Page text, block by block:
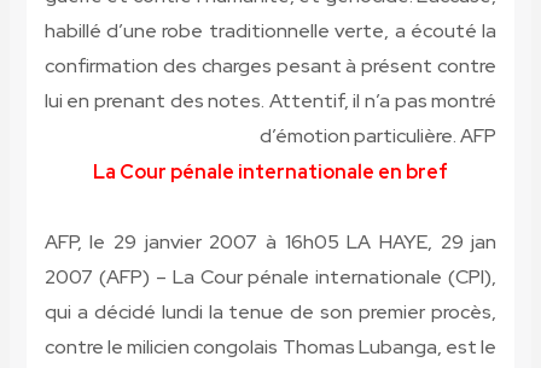
habillé d’une robe traditionnelle verte, a écouté la
confirmation des charges pesant à présent contre
lui en prenant des notes. Attentif, il n’a pas montré
d’émotion particulière.AFP
La Cour pénale internationale en bref
AFP, le 29 janvier 2007 à 16h05 LA HAYE, 29 jan
2007 (AFP) – La Cour pénale internationale (CPI),
qui a décidé lundi la tenue de son premier procès,
contre le milicien congolais Thomas Lubanga, est le